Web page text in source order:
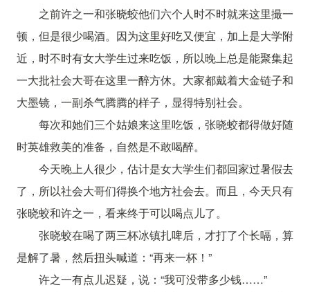
之前许之一和张晓蛟他们六个人时不时就来这里撮一
顿，但是很少喝酒。因为这里好吃又便宜，加上是大学附
近，时不时有女大学生过来吃饭，所以晚上总是能聚集起
一大批社会大哥在这里一醉方休。大家都戴着大金链子和
大墨镜，一副杀气腾腾的样子，显得特别社会。
每次和她们三个姑娘来这里吃饭，张晓蛟都得做好随
时英雄救美的准备，自然是不敢喝醉。
今天晚上人很少，估计是女大学生们都回家过暑假去
了，所以社会大哥们得换个地方社会去。而且，今天只有
张晓蛟和许之一，看来终于可以喝点儿了。
张晓蛟在喝了两三杯冰镇扎啤后，才打了个长嗝，算
是解了暑，然后扭头喊道：“再来一杯！”
许之一有点儿迟疑，说：“我可没带多少钱……”